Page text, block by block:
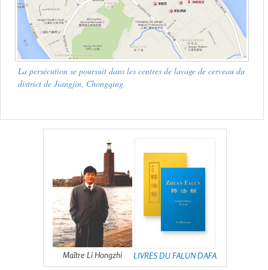
La persécution se poursuit dans les centres de lavage de cerveau du
district de Jiangjin, Chongqing
Maître Li Hongzhi LIVRES DU FALUN DAFA